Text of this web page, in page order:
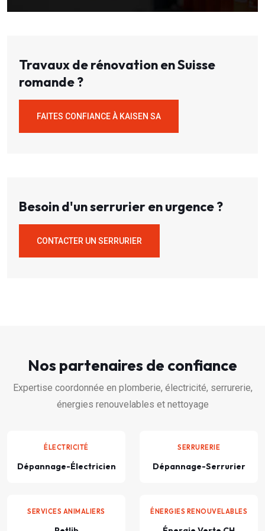
Travaux de rénovation en Suisse
romande ?
FAITES CONFIANCE À KAISEN SA
Besoin d'un serrurier en urgence ?
CONTACTER UN SERRURIER
Nos partenaires de confiance
Expertise coordonnée en plomberie, électricité, serrurerie,
énergies renouvelables et nettoyage
ÉLECTRICITÉ
Dépannage-Électricien
SERRURERIE
Dépannage-Serrurier
SERVICES ANIMALIERS ÉNERGIES RENOUVELABLES